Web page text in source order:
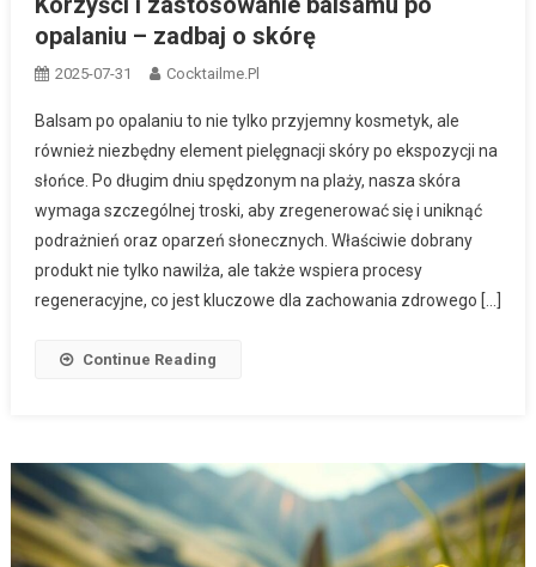
opalaniu – zadbaj o skórę
2025-07-31 Cocktailme.pl
Balsam po opalaniu to nie tylko przyjemny kosmetyk, ale
również niezbędny element pielęgnacji skóry po ekspozycji na
słońce. Po długim dniu spędzonym na plaży, nasza skóra
wymaga szczególnej troski, aby zregenerować się i uniknąć
podrażnień oraz oparzeń słonecznych. Właściwie dobrany
produkt nie tylko nawilża, ale także wspiera procesy
regeneracyjne, co jest kluczowe dla zachowania zdrowego […]
Continue Reading